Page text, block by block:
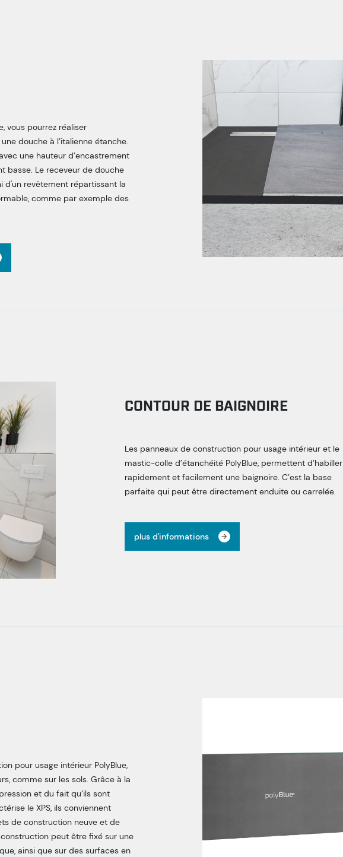
vous pourrez réaliser
douche à l’italienne étanche.
une hauteur d’encastrement
basse. Le receveur de douche
d'un revêtement répartissant la
comme par exemple des
CONTOUR DE BAIGNOIRE
Les panneaux de construction pour usage intérieur et le
mastic-colle d’étanchéité PolyBlue, permettent d’habiller
rapidement et facilement une baignoire. C’est la base
parfaite qui peut être directement enduite ou carrelée.
plus d'informations
pour usage intérieur PolyBlue,
comme sur les sols. Grâce à la
et du fait qu’ils sont
le XPS, ils conviennent
de construction neuve et de
peut être fixé sur une
ainsi que sur des surfaces en